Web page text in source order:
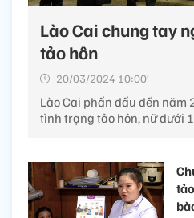
Lào Cai chung tay
tảo hôn
20/03/2024 10:00’
Lào Cai phấn đấu đến năm
tình trạng tảo hôn, nữ dưới